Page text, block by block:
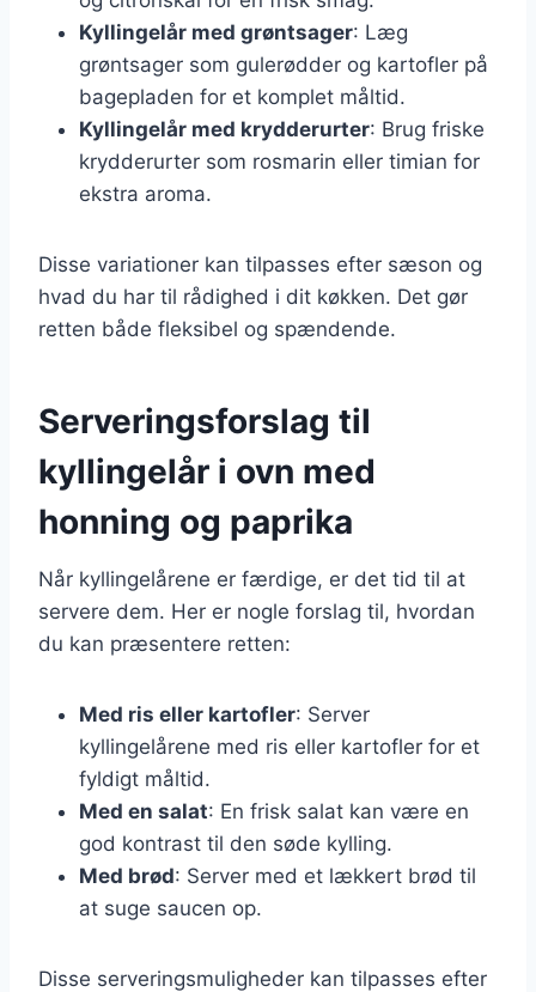
Kyllingelår med grøntsager: Læg
grøntsager som gulerødder og kartofler på
bagepladen for et komplet måltid.
Kyllingelår med krydderurter: Brug friske
krydderurter som rosmarin eller timian for
ekstra aroma.
Disse variationer kan tilpasses efter sæson og
hvad du har til rådighed i dit køkken. Det gør
retten både fleksibel og spændende.
Serveringsforslag til
kyllingelår i ovn med
honning og paprika
Når kyllingelårene er færdige, er det tid til at
servere dem. Her er nogle forslag til, hvordan
du kan præsentere retten:
Med ris eller kartofler: Server
kyllingelårene med ris eller kartofler for et
fyldigt måltid.
Med en salat: En frisk salat kan være en
god kontrast til den søde kylling.
Med brød: Server med et lækkert brød til
at suge saucen op.
Disse serveringsmuligheder kan tilpasses efter